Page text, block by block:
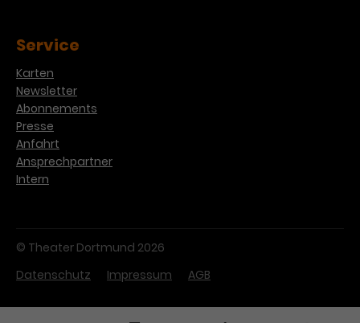
Service
Karten
Newsletter
Abonnements
Presse
Anfahrt
Ansprechpartner
Intern
© Theater Dortmund 2026
Datenschutz
Impressum AGB